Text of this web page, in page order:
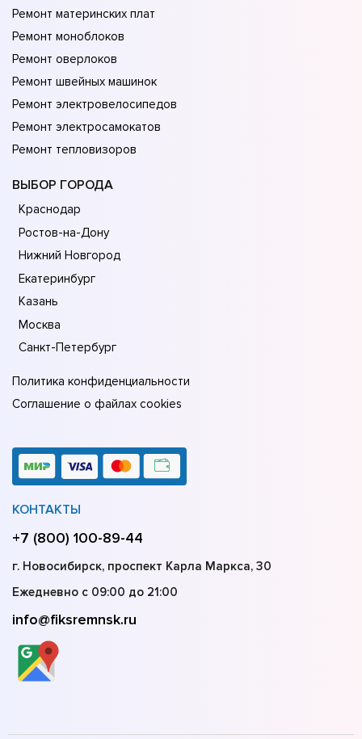
Ремонт материнских плат
Ремонт моноблоков
Ремонт оверлоков
Ремонт швейных машинок
Ремонт электровелосипедов
Ремонт электросамокатов
Ремонт тепловизоров
ВЫБОР ГОРОДА
Краснодар
Ростов-на-Дону
Нижний Новгород
Екатеринбург
Казань
Москва
Санкт-Петербург
Политика конфиденциальности
Соглашение о файлах cookies
КОНТАКТЫ
+7 (800) 100-89-44
г. Новосибирск, проспект Карла Маркса, 30
Ежедневно с 09:00 до 21:00
info@fiksremnsk.ru